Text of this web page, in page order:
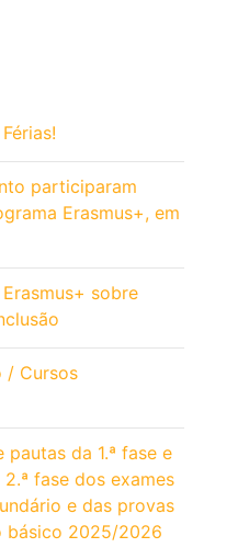
participaram
Erasmus+, em
sobre
/ Cursos
da 1.ª fase e
fase dos exames
e das provas
básico 2025/2026